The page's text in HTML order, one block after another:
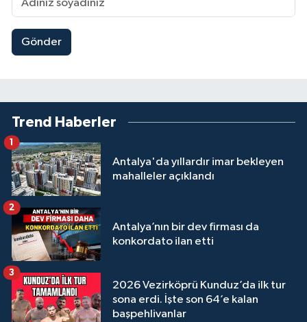
Gönder
Trend Haberler
Antalya'da yıllardır imar bekleyen
mahalleler açıklandı
1
Antalya’nın bir dev firması da
konkordato ilan etti
2
2026 Vezirköprü Kunduz’da ilk tur
sona erdi. İşte son 64’e kalan
başpehlivanlar
3